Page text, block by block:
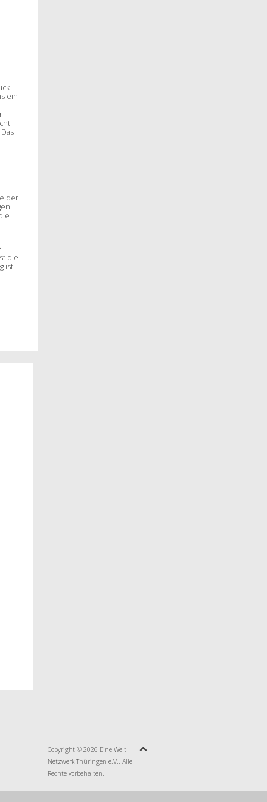
ein
der
die
ist
Copyright © 2026 Eine Welt
Netzwerk Thüringen e.V.. Alle
Rechte vorbehalten.